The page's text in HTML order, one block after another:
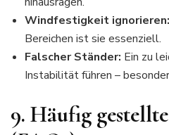
Windfestigkeit ignorieren:
Bereichen ist sie essenziell.
Falscher Ständer: Ein zu
Instabilität führen –
9. Häufig